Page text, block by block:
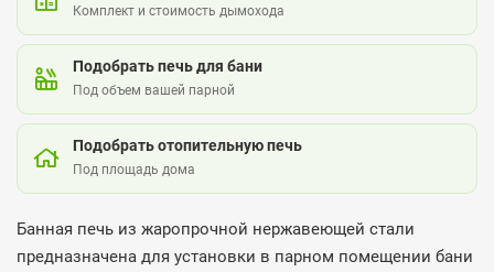
Комплект и стоимость дымохода
Подобрать печь для бани
Под объем вашей парной
Подобрать отопительную печь
Под площадь дома
Банная печь из жаропрочной нержавеющей стали
предназначена для установки в парном помещении бани